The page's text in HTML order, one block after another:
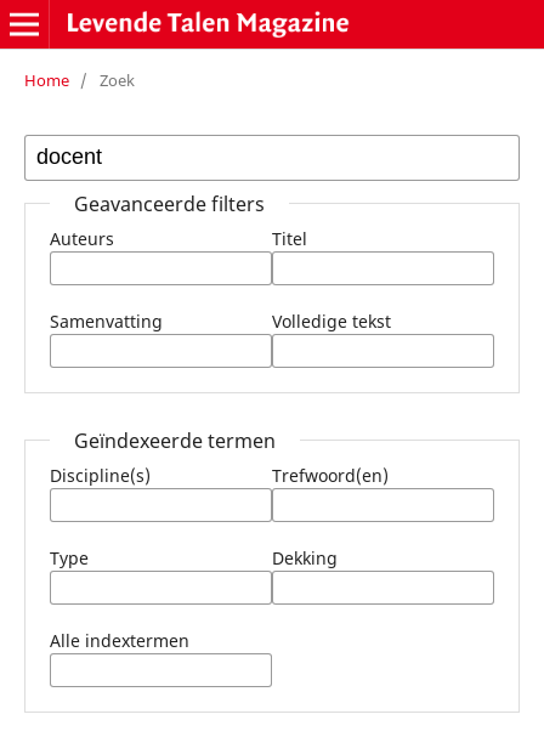
Home / Zoek
Geavanceerde filters
Auteurs Titel
Samenvatting Volledige tekst
Geïndexeerde termen
Discipline(s) Trefwoord(en)
Type Dekking
Alle indextermen